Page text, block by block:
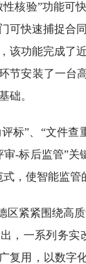
性核验”功能可
可快速捕捉合
该功能完成了
节安装了一台
础。
标”、“文件
审-标后监管”
，使智能监管
区紧紧围绕高
，一系列务
复用，以数字